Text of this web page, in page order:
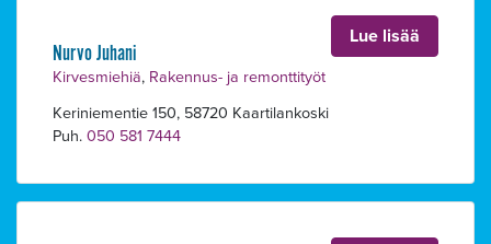
Nurvo Juhani
Kirvesmiehiä, Rakennus- ja remonttityöt
Lue lisää
Keriniementie 150, 58720 Kaartilankoski
Puh.050 581 7444